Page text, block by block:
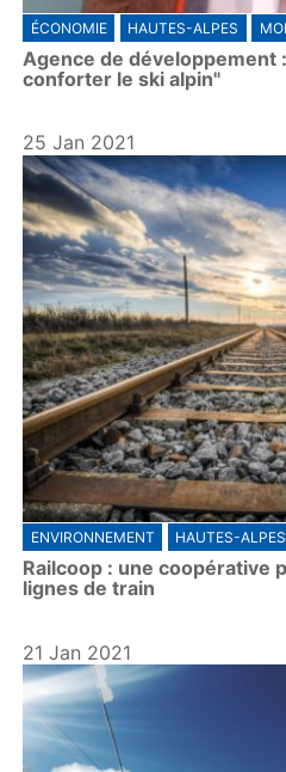
ÉCONOMIE HAUTES-ALPES
Agence de développement
conforter le ski alpin"
25 Jan 2021
ENVIRONNEMENT HAUTES-ALPES
Railcoop : une coopérative
lignes de train
21 Jan 2021